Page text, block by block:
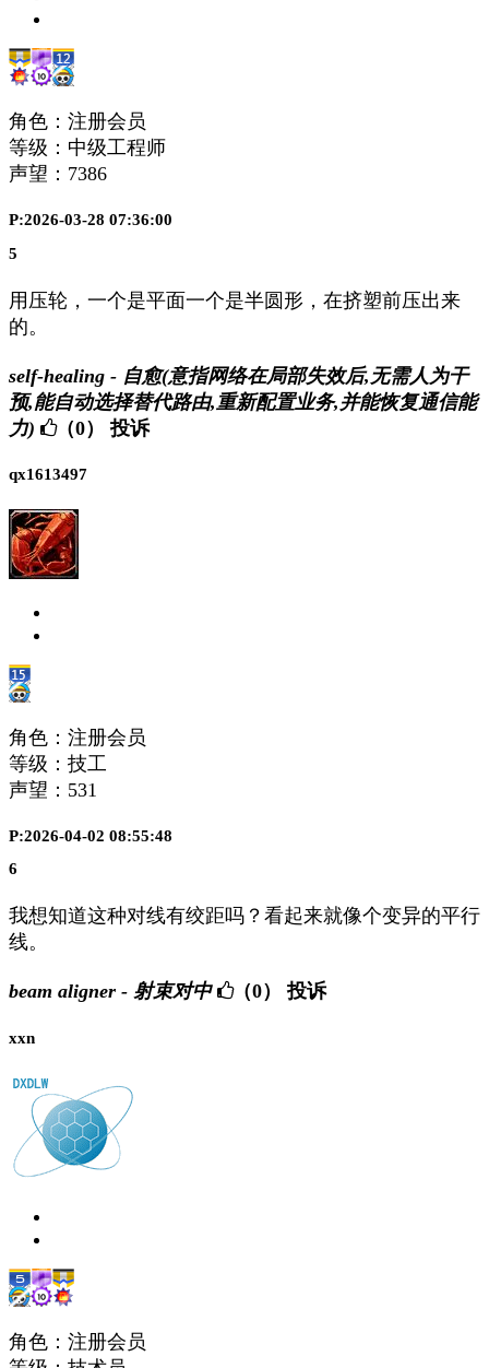
角色：注册会员
等级：中级工程师
声望： 7386
P:2026-03-28 07:36:00
5
用压轮，一个是平面一个是半圆形，在挤塑前压出来
的。
self-healing - 自愈(意指网络在局部失效后,无需人为干
预,能自动选择替代路由,重新配置业务,并能恢复通信能
力)
（0） 投诉
qx1613497
角色：注册会员
等级：技工
声望： 531
P:2026-04-02 08:55:48
6
我想知道这种对线有绞距吗？看起来就像个变异的平行
线。
beam aligner - 射束对中 （0） 投诉
xxn
角色：注册会员